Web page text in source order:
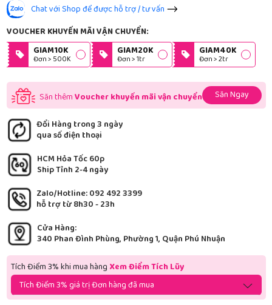
Chat với Shop để được hỗ trợ / tư vấn
VOUCHER KHUYẾN MÃI VẬN CHUYỂN:
GIAM10K
Đơn > 500K
GIAM20K
Đơn > 1tr
GIAM40K
Đơn > 2tr
Săn thêmVoucher khuyến mãi vận chuyển Săn Ngay
Đổi Hàng trong 3 ngày
qua số điện thoại
HCM Hỏa Tốc 60p
Ship Tỉnh 2-4 ngày
Zalo/Hotline: 092 492 3399
hỗ trợ từ 8h30 - 23h
Cửa Hàng:
340 Phan Đình Phùng, Phường 1, Quận Phú Nhuận
Tích Điểm 3% khi mua hàng Xem Điểm Tích Lũy
Tích Điểm 3% giá trị Đơn hàng đã mua